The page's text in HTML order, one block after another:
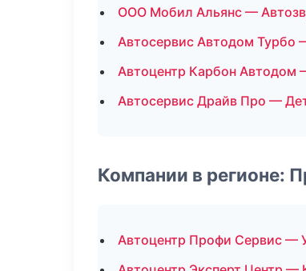
ООО Мобил Альянс —
Автосервис Автодом
Автоцентр Карбон Автодом
Автосервис Драйв Про —
Компании в регионе:
Автоцентр Профи Сервис —